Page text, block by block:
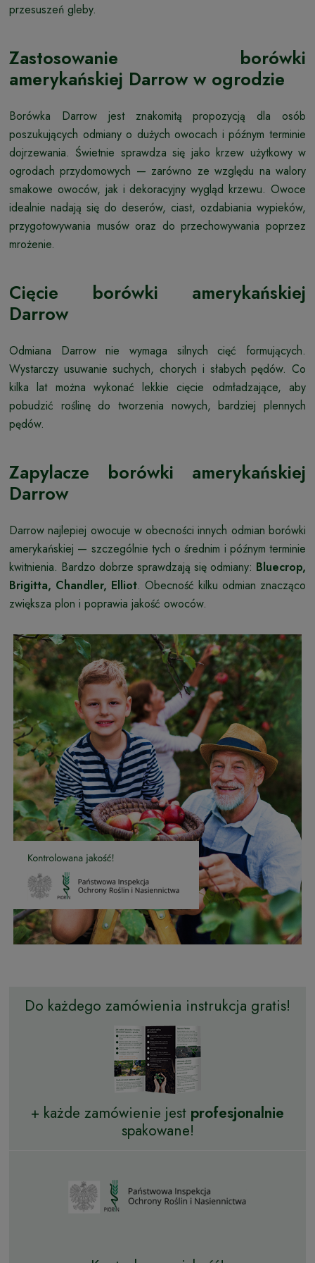
przesuszeń gleby.
Zastosowanie borówki
amerykańskiej Darrow w ogrodzie
Borówka Darrow jest znakomitą propozycją dla osób
poszukujących odmiany o dużych owocach i późnym terminie
dojrzewania. Świetnie sprawdza się jako krzew użytkowy w
ogrodach przydomowych — zarówno ze względu na walory
smakowe owoców, jak i dekoracyjny wygląd krzewu. Owoce
idealnie nadają się do deserów, ciast, ozdabiania wypieków,
przygotowywania musów oraz do przechowywania poprzez
mrożenie.
Cięcie borówki amerykańskiej
Darrow
Odmiana Darrow nie wymaga silnych cięć formujących.
Wystarczy usuwanie suchych, chorych i słabych pędów. Co
kilka lat można wykonać lekkie cięcie odmładzające, aby
pobudzić roślinę do tworzenia nowych, bardziej plennych
pędów.
Zapylacze borówki amerykańskiej
Darrow
Darrow najlepiej owocuje w obecności innych odmian borówki
amerykańskiej — szczególnie tych o średnim i późnym terminie
kwitnienia. Bardzo dobrze sprawdzają się odmiany: Bluecrop,
Brigitta, Chandler, Elliot. Obecność kilku odmian znacząco
zwiększa plon i poprawia jakość owoców.
Do każdego zamówienia instrukcja gratis!
+ każde zamówienie jest profesjonalnie
spakowane!